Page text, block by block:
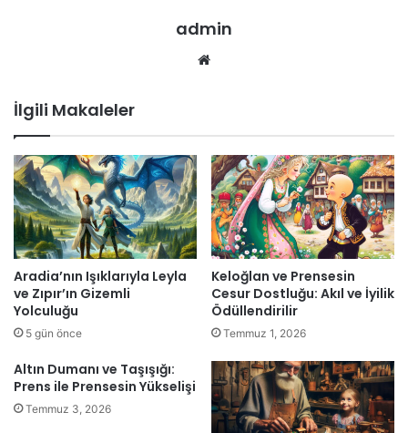
admin
İlgili Makaleler
Aradia’nın Işıklarıyla Leyla
ve Zıpır’ın Gizemli
Yolculuğu
5 gün önce
Keloğlan ve Prensesin
Cesur Dostluğu: Akıl ve İyilik
Ödüllendirilir
Temmuz 1, 2026
Altın Dumanı ve Taşışığı:
Prens ile Prensesin Yükselişi
Temmuz 3, 2026